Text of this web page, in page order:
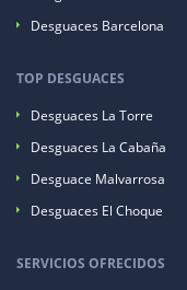
Desguaces Barcelona
TOP DESGUACES
Desguaces La Torre
Desguaces La Cabaña
Desguace Malvarrosa
Desguaces El Choque
SERVICIOS OFRECIDOS